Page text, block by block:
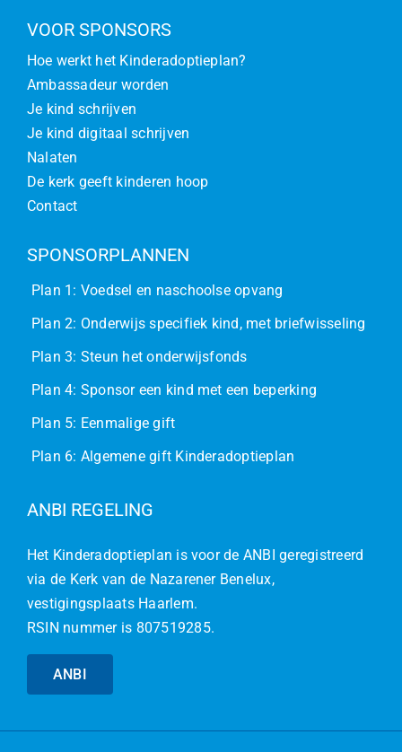
VOOR SPONSORS
Hoe werkt het Kinderadoptieplan?
Ambassadeur worden
Je kind schrijven
Je kind digitaal schrijven
Nalaten
De kerk geeft kinderen hoop
Contact
SPONSORPLANNEN
Plan 1: Voedsel en naschoolse opvang
Plan 2: Onderwijs specifiek kind, met briefwisseling
Plan 3: Steun het onderwijsfonds
Plan 4: Sponsor een kind met een beperking
Plan 5: Eenmalige gift
Plan 6: Algemene gift Kinderadoptieplan
ANBI REGELING
Het Kinderadoptieplan is voor de ANBI geregistreerd
via de Kerk van de Nazarener Benelux,
vestigingsplaats Haarlem.
RSIN nummer is 807519285.
ANBI